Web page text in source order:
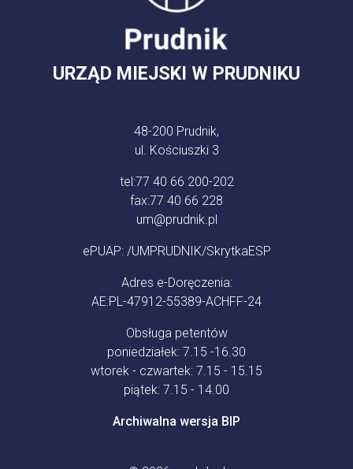
URZĄD MIEJSKI W PRUDNIKU
48-200 Prudnik,
ul. Kościuszki 3
tel:77 40 66 200-202
fax:77 40 66 228
um@prudnik.pl
ePUAP: /UMPRUDNIK/SkrytkaESP
Adres e-Doręczenia:
AE:PL-47912-55389-ACHFF-24
Obsługa petentów
poniedziałek: 7.15 -16.30
wtorek - czwartek: 7.15 - 15.15
piątek: 7.15 - 14.00
Archiwalna wersja BIP